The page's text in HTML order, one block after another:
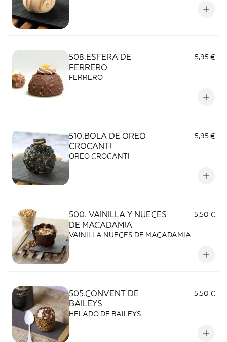
508.ESFERA DE
FERRERO
5,95 €
FERRERO
510.BOLA DE OREO
CROCANTI
5,95 €
OREO CROCANTI
500. VAINILLA Y NUECES
DE MACADAMIA
5,50 €
VAINILLA NUECES DE MACADAMIA
505.CONVENT DE
BAILEYS
5,50 €
HELADO DE BAILEYS